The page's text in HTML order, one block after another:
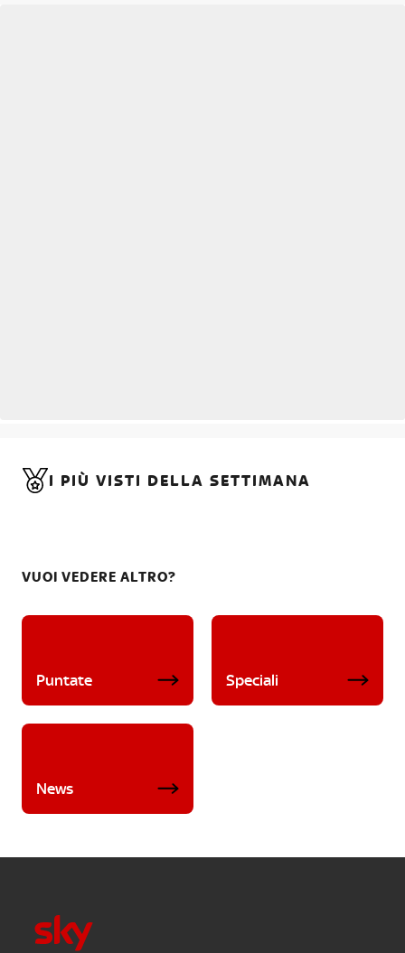
I PIÙ VISTI DELLA SETTIMANA
VUOI VEDERE ALTRO?
Puntate Speciali
News